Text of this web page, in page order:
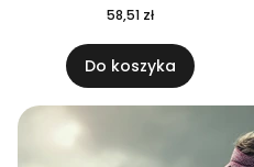
58,51 zł
Do koszyka